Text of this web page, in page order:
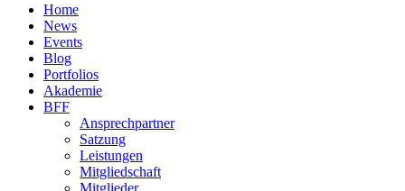
Home
News
Events
Blog
Portfolios
Akademie
BFF
Ansprechpartner
Satzung
Leistungen
Mitgliedschaft
Mitglieder